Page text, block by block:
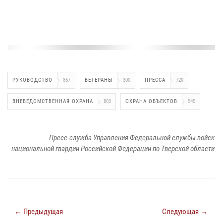
РУКОВОДСТВО 867 ВЕТЕРАНЫ 300 ПРЕССА 729
ВНЕВЕДОМСТВЕННАЯ ОХРАНА 803 ОХРАНА ОБЪЕКТОВ 545
Пресс-служба Управления Федеральной службы войск
национальной гвардии Российской Федерации по Тверской области
← Предыдущая Следующая →